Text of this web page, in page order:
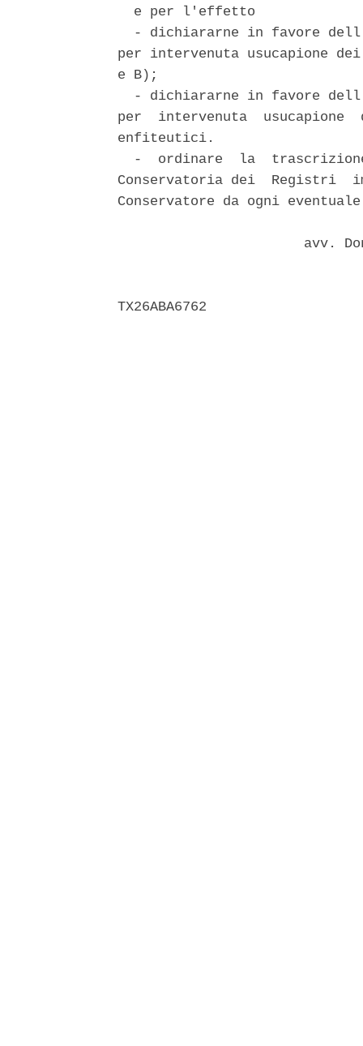
  e per l'effetto
- dichiararne in favore
per intervenuta usucapione
e B);
- dichiararne in favore
per  intervenuta
enfiteutici.
-  ordinare  la
Conservatoria dei  Registri
Conservatore da ogni
avv.